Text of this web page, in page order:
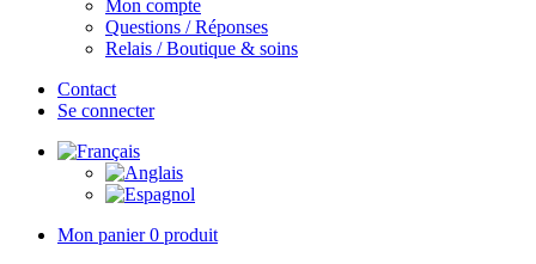
Mon compte
Questions / Réponses
Relais / Boutique & soins
Contact
Se connecter
Mon panier0 produit